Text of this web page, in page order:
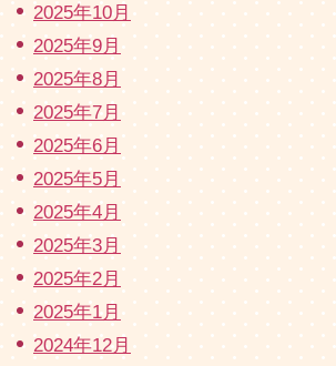
2025年10月
2025年9月
2025年8月
2025年7月
2025年6月
2025年5月
2025年4月
2025年3月
2025年2月
2025年1月
2024年12月